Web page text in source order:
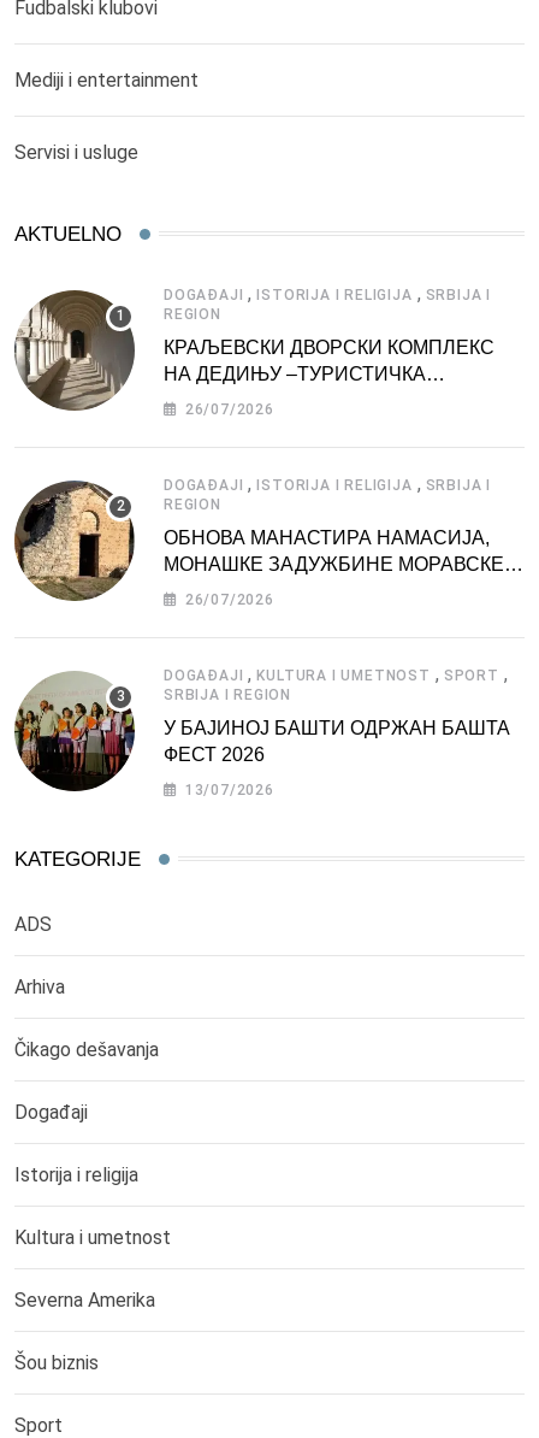
Fudbalski klubovi
Mediji i entertainment
Servisi i usluge
AKTUELNO
DOGAĐAJI ,ISTORIJA I RELIGIJA , SRBIJA I
REGION
КРАЉЕВСКИ ДВОРСКИ КОМПЛЕКС
НА ДЕДИЊУ –ТУРИСТИЧКА
АТРАКЦИЈА
26/07/2026
DOGAĐAJI ,ISTORIJA I RELIGIJA , SRBIJA I
REGION
ОБНОВА МАНАСТИРА НАМАСИЈА,
МОНАШКЕ ЗАДУЖБИНЕ МОРАВСКЕ
СРБИЈЕ
26/07/2026
DOGAĐAJI ,KULTURA I UMETNOST , SPORT ,
SRBIJA I REGION
У БАЈИНОЈ БАШТИ ОДРЖАН БАШТА
ФЕСТ 2026
13/07/2026
KATEGORIJE
ADS
Arhiva
Čikago dešavanja
Događaji
Istorija i religija
Kultura i umetnost
Severna Amerika
Šou biznis
Sport